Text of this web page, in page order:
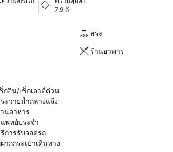
7.9 ดี
สระ
ร้านอาหาร
กอิน/เช็กเอาต์ด่วน
ะว่ายน้ำกลางแจ้ง
นอาหาร
พทย์ประจำ
การรับจอดรถ
ากกระเป๋าเดินทาง